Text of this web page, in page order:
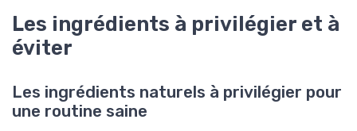
Les ingrédients à privilégier et à
éviter
Les ingrédients naturels à privilégier pour
une routine saine